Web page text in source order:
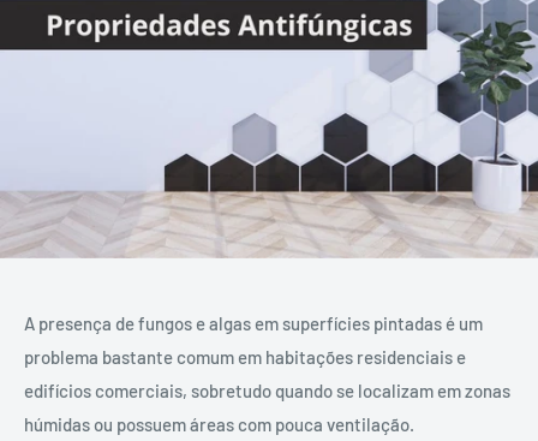
A presença de fungos e algas em superfícies pintadas é um
problema bastante comum em habitações residenciais e
edifícios comerciais, sobretudo quando se localizam em zonas
húmidas ou possuem áreas com pouca ventilação.